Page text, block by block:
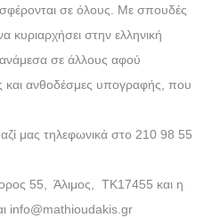
σε όλους. Με σπουδές
κυριαρχήσει στην ελληνική
ανάμεσα σε άλλους αφού
και ανθοδέσμες υπογραφής, που
μας τηλεφωνικά στο 210 98 55
55, Άλιμος, ΤΚ17455 και η
info@mathioudakis.gr